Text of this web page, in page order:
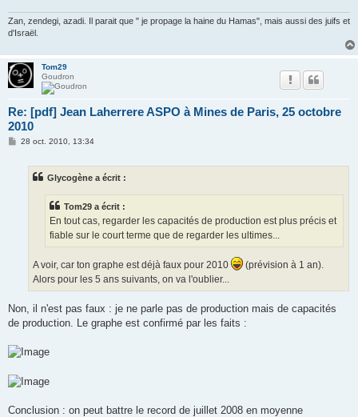
Zan, zendegi, azadi. Il parait que " je propage la haine du Hamas", mais aussi des juifs et
d'Israël.
Tom29
Goudron
Re: [pdf] Jean Laherrere ASPO à Mines de Paris, 25 octobre
2010
M28 oct. 2010, 13:34
Glycogène a écrit :
Tom29 a écrit :
En tout cas, regarder les capacités de production est plus précis et
fiable sur le court terme que de regarder les ultimes...
A voir, car ton graphe est déjà faux pour 2010
(prévision à 1 an).
Alors pour les 5 ans suivants, on va l'oublier...
Non, il n'est pas faux : je ne parle pas de production mais de capacités
de production. Le graphe est confirmé par les faits :
Conclusion : on peut battre le record de juillet 2008 en moyenne